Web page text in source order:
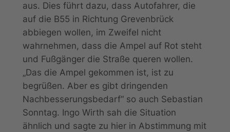
aus. Dies führt dazu, dass Autofahrer, die
auf die B55 in Richtung Grevenbrück
abbiegen wollen, im Zweifel nicht
wahrnehmen, dass die Ampel auf Rot steht
und Fußgänger die Straße queren wollen.
„Das die Ampel gekommen ist, ist zu
begrüßen. Aber es gibt dringenden
Nachbesserungsbedarf“ so auch Sebastian
Sonntag. Ingo Wirth sah die Situation
ähnlich und sagte zu hier in Abstimmung mit